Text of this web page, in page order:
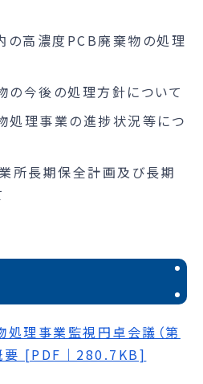
の高濃度PCB廃棄物の処理
の今後の処理方針について
処理事業の進捗状況等につ
所長期保全計画及び長期
理事業監視円卓会議（第
要 [PDF｜280.7KB]